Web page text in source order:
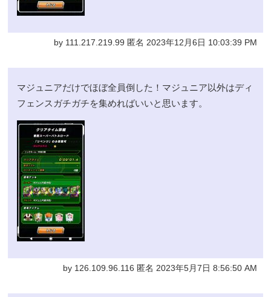
by 111.217.219.99 匿名 2023年12月6日 10:03:39 PM
マジュニアだけでほぼ全員倒した！マジュニア以外はディ
フェンスガチガチを集めればいいと思います。
by 126.109.96.116 匿名 2023年5月7日 8:56:50 AM